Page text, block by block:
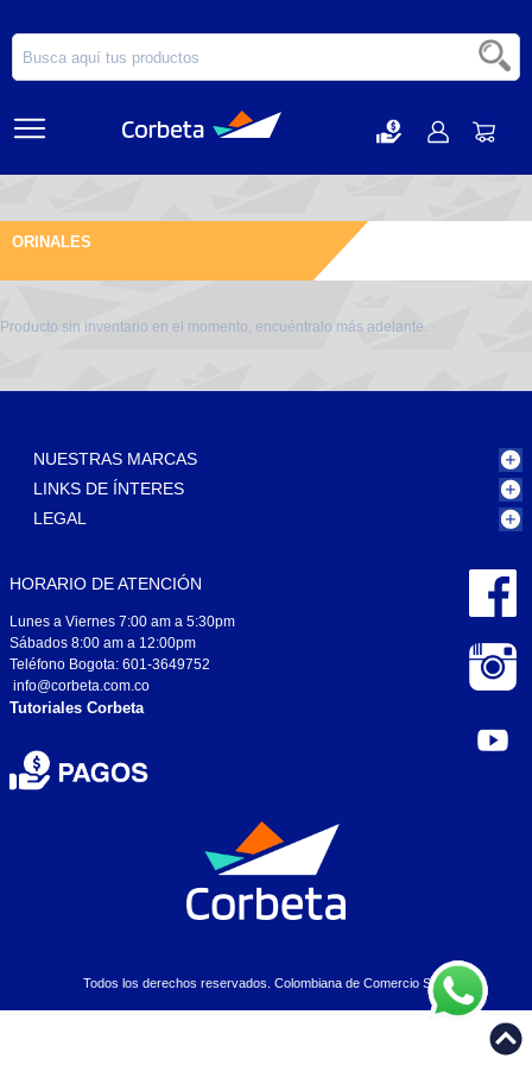
ORINALES
Producto sin inventario en el momento, encuéntralo más adelante.
NUESTRAS MARCAS
LINKS DE ÍNTERES
LEGAL
HORARIO DE ATENCIÓN
Lunes a Viernes 7:00 am a 5:30pm
Sábados 8:00 am a 12:00pm
Teléfono Bogota: 601-3649752
info@corbeta.com.co
Tutoriales Corbeta
Todos los derechos reservados. Colombiana de Comercio S.A..